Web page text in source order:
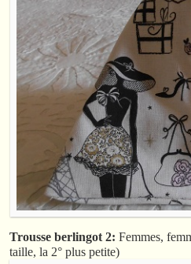
Trousse berlingot 2: Femmes,
taille, la 2° plus petite)